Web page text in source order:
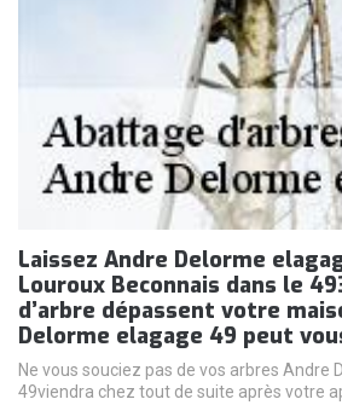
Laissez Andre Delorme
Louroux Beconnais dans le
d’arbre dépassent votre
Delorme elagage 49 peut
Ne vous souciez pas de vos arbres Andre
49viendra chez tout de suite après votre